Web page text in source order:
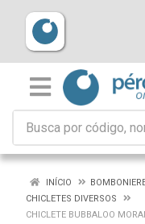
INÍCIO
CHICLETES DIVERSOS
CHICLETE BUBBALOO